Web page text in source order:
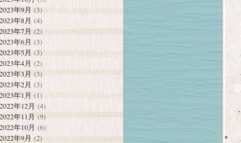
2023年9月 (3)
2023年8月 (4)
2023年7月(2)
2023年6月 (3)
2023年5月 (3)
2023年4月 (2)
2023年3月 (3)
2023年2月 (3)
2023年1月 (1)
2022年12月 (4)
2022年11月 (9)
2022年10月 (6)
2022年9月 (2)